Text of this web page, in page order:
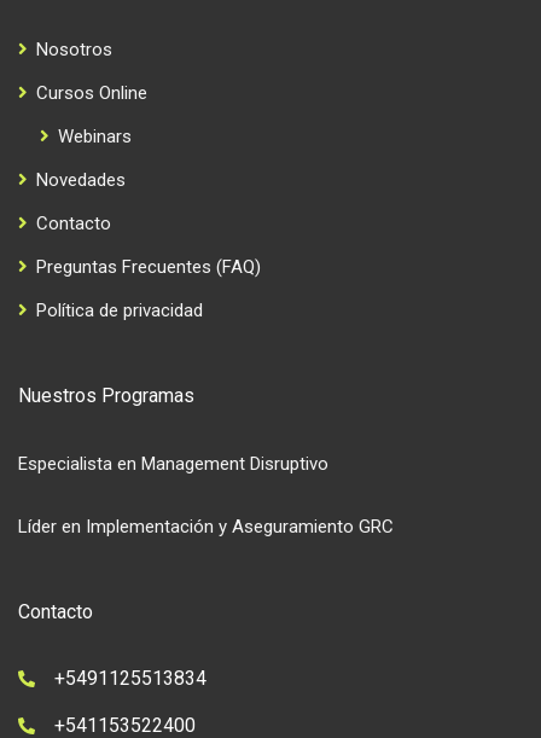
Nosotros
Cursos Online
Webinars
Novedades
Contacto
Preguntas Frecuentes (FAQ)
Política de privacidad
Nuestros Programas
Especialista en Management Disruptivo
Líder en Implementación y Aseguramiento GRC
Contacto
+5491125513834
+541153522400